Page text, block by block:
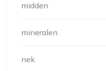
midden
mineralen
nek